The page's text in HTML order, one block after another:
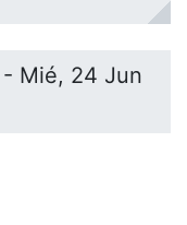
- Mié, 24 Jun